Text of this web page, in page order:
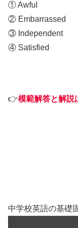
① Awful
② Embarrassed
③ Independent
④ Satisfied
👉模範解答と解説
中学校英語の基礎